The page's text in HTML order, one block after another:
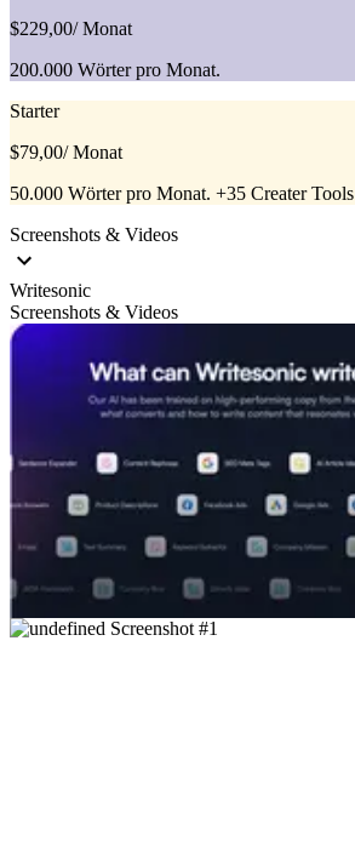
$229,00/ Monat
200.000 Wörter pro Monat.
Starter
$79,00/ Monat
50.000 Wörter pro Monat. +35 Creater Tools
Screenshots & Videos
Writesonic
Screenshots & Videos